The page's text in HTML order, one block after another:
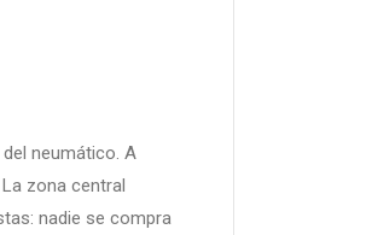
neumático. A
zona central
nadie se compra